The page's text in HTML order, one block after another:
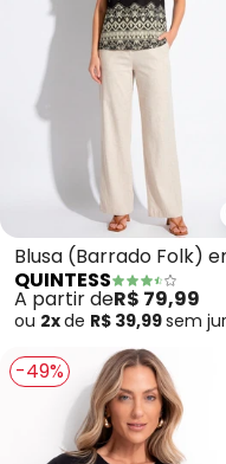
Blusa (Barrado Folk)
Malha Fria
QUINTESS
A partir deR$ 79,99
ou 2xde R$ 39,99sem
-49%